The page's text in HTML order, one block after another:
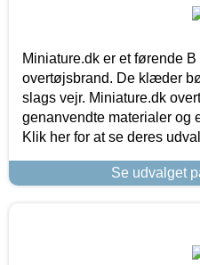
Miniature.dk er et førende
overtøjsbrand. De klæder
slags vejr. Miniature.dk
genanvendte materialer og
Klik her for at se deres
Se udvalget